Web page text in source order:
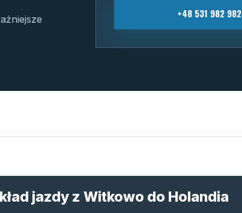
+48 531 982 982
jazdy z Witkowo do Holandia